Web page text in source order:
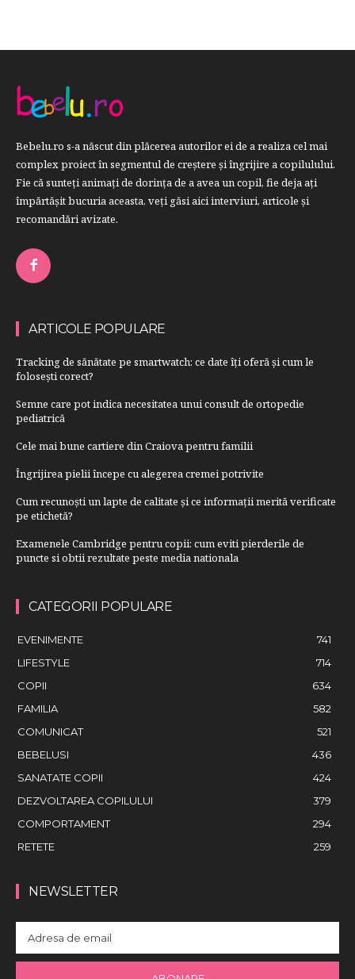
Bebelu.ro s-a născut din plăcerea autorilor ei de a realiza cel mai
complex proiect în segmentul de creştere şi îngrijire a copilulului.
Fie că sunteţi animaţi de dorinţa de a avea un copil, fie deja aţi
împărtăşit bucuria aceasta, veți găsi aici interviuri, articole şi
recomandări avizate.
ARTICOLE POPULARE
Tracking de sănătate pe smartwatch: ce date îți oferă și cum le
folosești corect?
Semne care pot indica necesitatea unui consult de ortopedie
pediatrică
Cele mai bune cartiere din Craiova pentru familii
Îngrijirea pielii începe cu alegerea cremei potrivite
Cum recunoști un lapte de calitate și ce informații merită verificate
pe etichetă?
Examenele Cambridge pentru copii: cum eviti pierderile de
puncte si obtii rezultate peste media nationala
CATEGORII POPULARE
EVENIMENTE
741
LIFESTYLE
714
COPII
634
FAMILIA
582
COMUNICAT
521
BEBELUSI
436
SANATATE COPII
424
DEZVOLTAREA COPILULUI
379
COMPORTAMENT
294
RETETE
259
NEWSLETTER